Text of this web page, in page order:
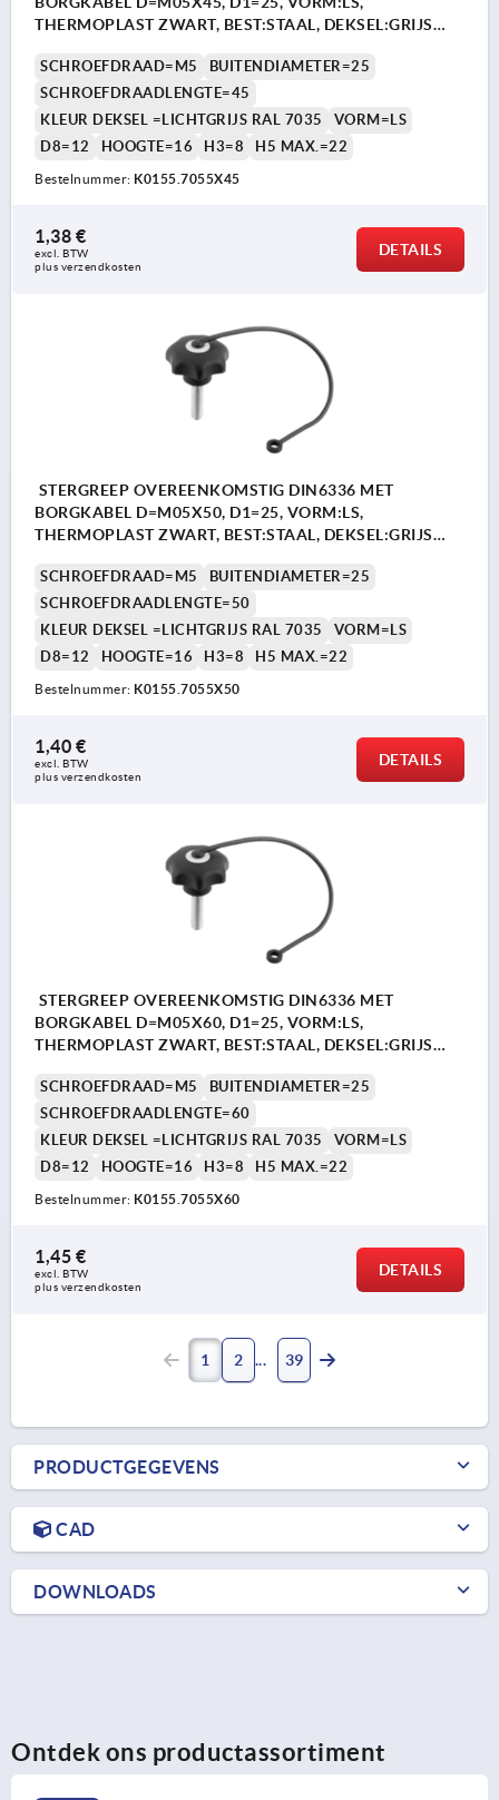
THERMOPLAST ZWART, BEST:STAAL, DEKSEL:GRIJS
SCHROEFDRAAD=M5
BUITENDIAMETER=25
SCHROEFDRAADLENGTE=45
KLEUR DEKSEL =LICHTGRIJS RAL 7035
VORM=LS
D8=12
HOOGTE=16 H3=8 H5 MAX.=22
Bestelnummer: K0155.7055X45
1,38 €
excl. BTW
plus verzendkosten
DETAILS
STERGREEP OVEREENKOMSTIG DIN6336 MET
BORGKABEL D=M05X50, D1=25, VORM:LS,
THERMOPLAST ZWART, BEST:STAAL, DEKSEL:GRIJS
SCHROEFDRAAD=M5
BUITENDIAMETER=25
SCHROEFDRAADLENGTE=50
KLEUR DEKSEL =LICHTGRIJS RAL 7035
VORM=LS
D8=12
HOOGTE=16 H3=8 H5 MAX.=22
Bestelnummer: K0155.7055X50
1,40 €
excl. BTW
plus verzendkosten
DETAILS
STERGREEP OVEREENKOMSTIG DIN6336 MET
BORGKABEL D=M05X60, D1=25, VORM:LS,
THERMOPLAST ZWART, BEST:STAAL, DEKSEL:GRIJS
SCHROEFDRAAD=M5
BUITENDIAMETER=25
SCHROEFDRAADLENGTE=60
KLEUR DEKSEL =LICHTGRIJS RAL 7035
VORM=LS
D8=12
HOOGTE=16 H3=8 H5 MAX.=22
Bestelnummer: K0155.7055X60
1,45 €
excl. BTW
plus verzendkosten
DETAILS
1 2 39
PRODUCTGEGEVENS
CAD
DOWNLOADS
Ontdek ons productassortiment